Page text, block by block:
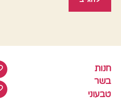
חנות
בשר
טבעוני